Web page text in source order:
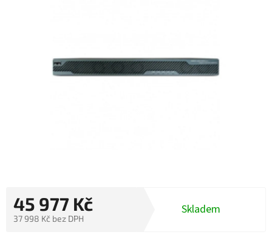
45 977 Kč
37 998 Kč bez DPH
Skladem